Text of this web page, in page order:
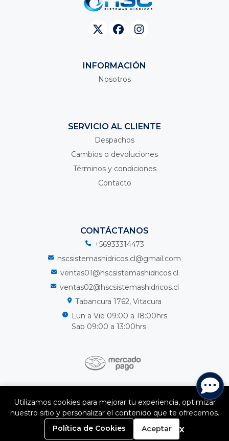
INFORMACIÓN
Nosotros
SERVICIO AL CLIENTE
Despachos
Cambios o devoluciones
Términos y condiciones
Contacto
CONTÁCTANOS
+56933314473
hscsistemashidricos.cl@gmail.com
ventas01@hscsistemashidricos.cl
ventas02@hscsistemashidricos.cl
Tabancura 1762, Vitacura
Lun a Vie 09:00 a 18:00hrs
Sab 09:00 a 13:00hrs
HSC Sistemas Hidricos Spa © 2026
¿Te gusta mi tienda? Yo vendo conBsale
0
Utilizamos cookies para mejorar tu experiencia, optimizar
nuestro sitio y personalizar el contenido que te ofrecemos.
Política de Cookies
Aceptar x